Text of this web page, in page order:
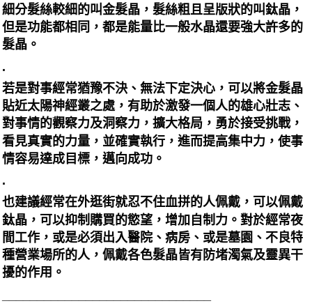
細分髮絲較細的叫金髮晶，髮絲粗且呈版狀的叫鈦晶，
但是功能都相同，都是能量比一般水晶還要強大許多的
髮晶。
.
若是對事經常猶豫不決、無法下定決心，可以將金髮晶
貼近太陽神經叢之處，有助於激發一個人的雄心壯志、
對事情的觀察力及洞察力，擴大格局，勇於接受挑戰，
看見真實的力量，並確實執行，進而提高集中力，使事
情容易達成目標，邁向成功。
.
也建議經常在外逛街就忍不住血拼的人佩戴，可以佩戴
鈦晶，可以抑制購買的慾望，增加自制力。對於經常夜
間工作，或是必須出入醫院、病房、或是墓園、不良特
種營業場所的人，佩戴各色髮晶皆有防堵濁氣及靈異干
擾的作用。